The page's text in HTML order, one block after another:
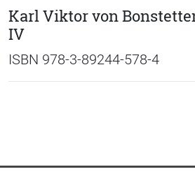
Karl Viktor von
IV
ISBN 978-3-89244-578-4